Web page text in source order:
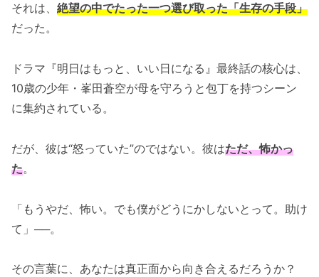
それは、 絶望の中でたった一つ選び取った「生存の手段」
だった。
ドラマ『明日はもっと、いい日になる』最終話の核心は、
10歳の少年・峯田蒼空が母を守ろうと包丁を持つシーン
に集約されている。
だが、彼は“怒っていた”のではない。彼はただ、怖かっ
た。
「もうやだ、怖い。でも僕がどうにかしないとって。助け
て」──。
その言葉に、あなたは真正面から向き合えるだろうか？